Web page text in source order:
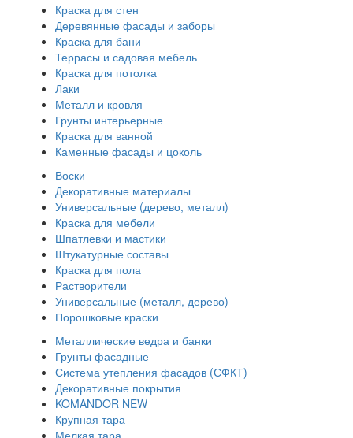
Краска для стен
Деревянные фасады и заборы
Краска для бани
Террасы и садовая мебель
Краска для потолка
Лаки
Металл и кровля
Грунты интерьерные
Краска для ванной
Каменные фасады и цоколь
Воски
Декоративные материалы
Универсальные (дерево, металл)
Краска для мебели
Шпатлевки и мастики
Штукатурные составы
Краска для пола
Растворители
Универсальные (металл, дерево)
Порошковые краски
Металлические ведра и банки
Грунты фасадные
Система утепления фасадов (СФКТ)
Декоративные покрытия
KOMANDOR NEW
Крупная тара
Мелкая тара